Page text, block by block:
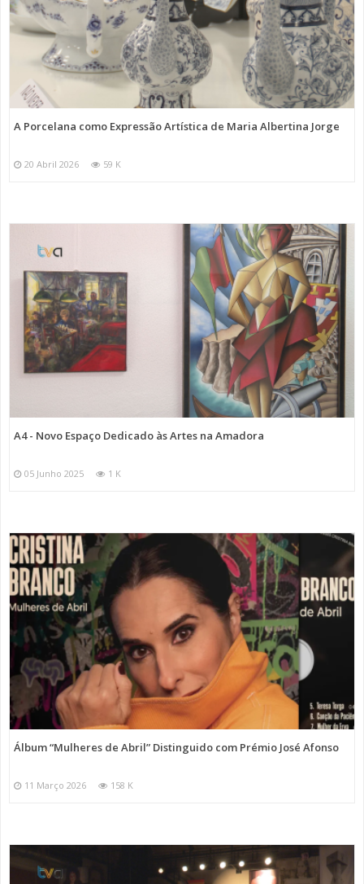
A Porcelana como Expressão Artística de Maria Albertina Jorge
20 Abril 2026 59 K
A4 - Novo Espaço Dedicado às Artes na Amadora
05 Junho 2025 1 K
Álbum “Mulheres de Abril” Distinguido com Prémio José Afonso
11 Março 2026 158 K